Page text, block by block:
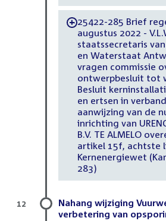
-25422-285 Brief
augustus 2022 -
staatssecretaris
en Waterstaat
vragen commissie
ontwerpbesluit tot
Besluit
en ertsen in
aanwijzing van de
inrichting van
B.V. TE ALMELO
artikel 15f, achtste
Kernenergiewet
283)
Nahang wijziging
verbetering van
12